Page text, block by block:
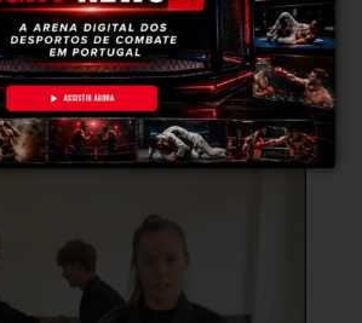
incrível observar o processo a